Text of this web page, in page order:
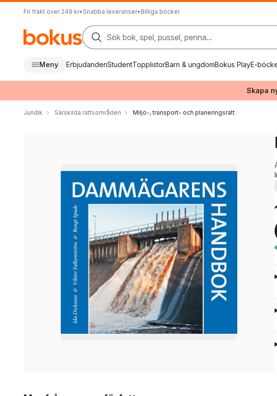
Fri frakt över 249 kr• Snabba leveranser• Billiga böcker
Sök bok, spel, pussel, penna...
Meny ErbjudandenStudentTopplistorBarn & ungdomBokus PlayE-
Skapa
Juridik Särskilda rättsområden Miljö-, transport- och planeringsrätt